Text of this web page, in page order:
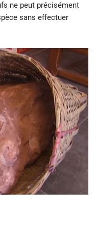
ne peut précisément
sans effectuer